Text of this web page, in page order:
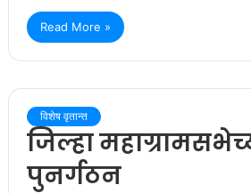
Read More »
विशेष वृतान्त
जिल्हा
पुनर्गठन